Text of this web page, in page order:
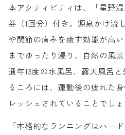
本アクティビティは、「星野
券（1回分）付き。源泉かけ流
や関節の痛みを癒す効能が高
までゆったり浸り、自然の風
通年13度の水風呂、露天風呂
るころには、運動後の疲れた
レッシュされていることでしょ
「本格的なランニングはハー